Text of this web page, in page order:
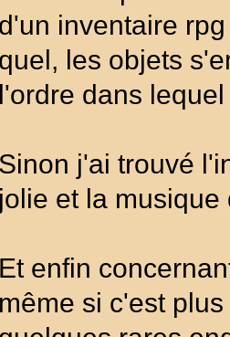
d'un inventaire
quel, les objets
l'ordre dans
Sinon j'ai trouvé
jolie et la
Et enfin
même si c'est